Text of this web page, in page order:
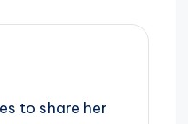
to share her